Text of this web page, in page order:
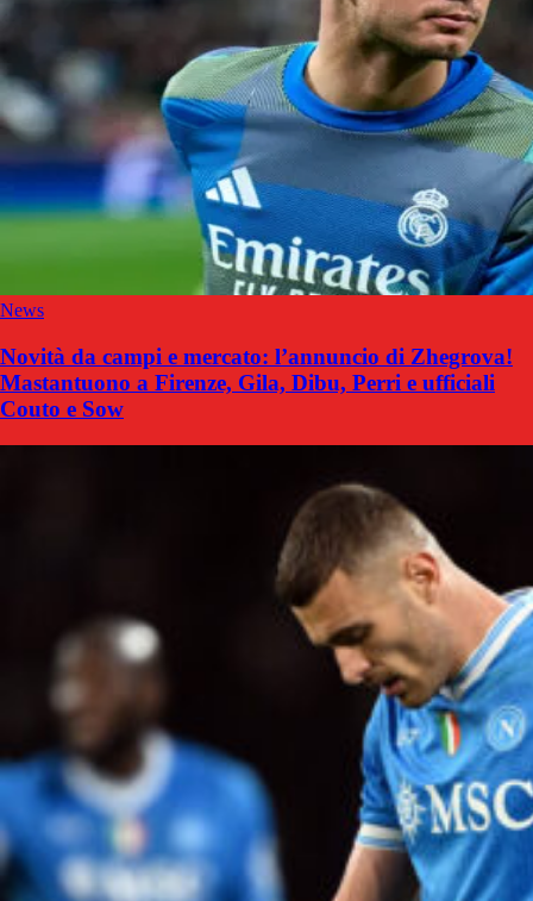
News
Novità da campi e mercato: l’annuncio di Zhegrova!
Mastantuono a Firenze, Gila, Dibu, Perri e ufficiali
Couto e Sow